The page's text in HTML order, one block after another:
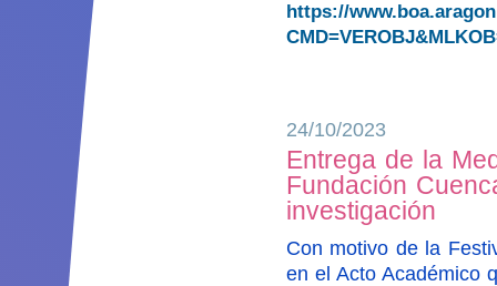
https://
24/10/2023
Entrega de la
Fundación
investigación
Con motivo de la
en el Acto Académico